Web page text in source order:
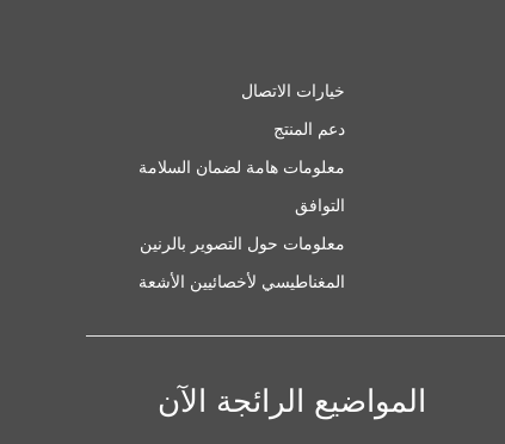
خيارات الاتصال
دعم المنتج
معلومات هامة لضمان السلامة
التوافق
معلومات حول التصوير بالرنين
المغناطيسي لأخصائيين الأشعة
المواضيع الرائجة الآن